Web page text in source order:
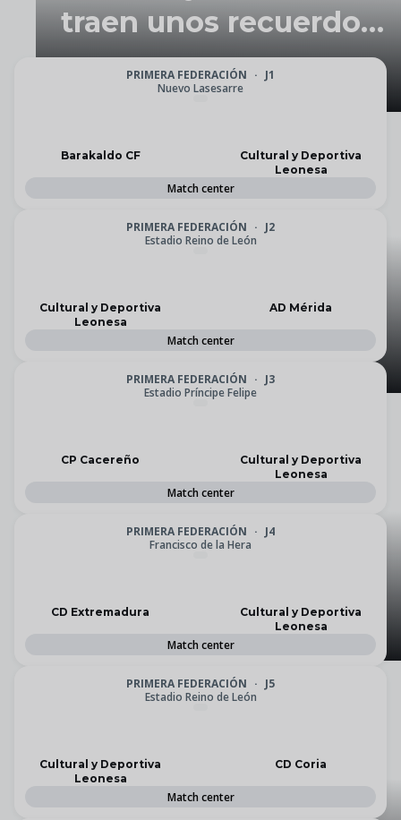
traen unos recuerdos
muy buenos"
La Cultural y Deportiva
Obradoiro acuerdan la
cesión de Alonso
Grela
INFORMACIÓN | Venta
de entradas para el
contra el Salamanca
CF UDS
La Cultural y Deportiva
Leonesa y Hyundai
PRIMERA FEDERACIÓN · J1
Nuevo Lasesarre
Barakaldo CF
Cultural y Deportiva
Leonesa
Match center
PRIMERA FEDERACIÓN · J2
Estadio Reino de León
Cultural y Deportiva
Leonesa
AD Mérida
Match center
PRIMERA FEDERACIÓN · J3
Estadio Príncipe Felipe
CP Cacereño
Cultural y Deportiva
Leonesa
Match center
PRIMERA FEDERACIÓN · J4
Francisco de la Hera
CD Extremadura
Cultural y Deportiva
Leonesa
Match center
PRIMERA FEDERACIÓN · J5
Estadio Reino de León
Cultural y Deportiva
Leonesa
CD Coria
Match center